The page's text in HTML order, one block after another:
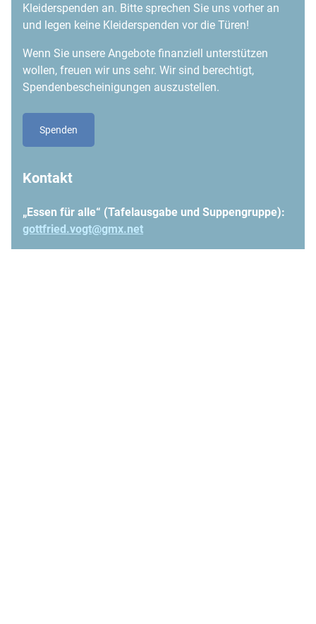
Kleiderspenden an. Bitte sprechen Sie uns vorher an
und legen keine Kleiderspenden vor die Türen!
Wenn Sie unsere Angebote finanziell unterstützen
wollen, freuen wir uns sehr. Wir sind berechtigt,
Spendenbescheinigungen auszustellen.
Spenden
Kontakt
„Essen für alle“ (Tafelausgabe und Suppengruppe):
gottfried.vogt@gmx.net